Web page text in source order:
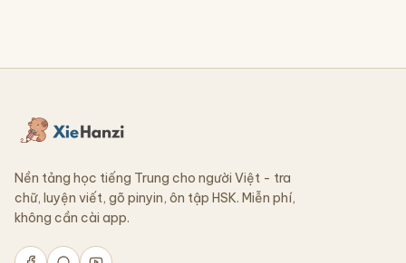
Nền tảng học tiếng Trung cho người Việt - tra
chữ, luyện viết, gõ pinyin, ôn tập HSK. Miễn phí,
không cần cài app.